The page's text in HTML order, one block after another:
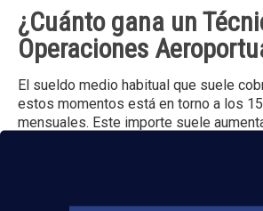
¿Cuánto gana un
Operaciones
El sueldo medio habitual que suele
estos momentos está en torno a los
mensuales. Este importe suele